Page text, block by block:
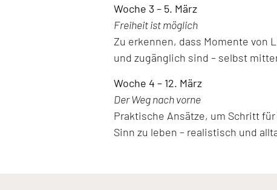
Woche 3 – 5. März
Freiheit ist möglich
Zu erkennen, dass Momente von
und zugänglich sind – selbst
Woche 4 – 12. März
Der Weg nach vorne
Praktische Ansätze, um Schritt
Sinn zu leben – realistisch und